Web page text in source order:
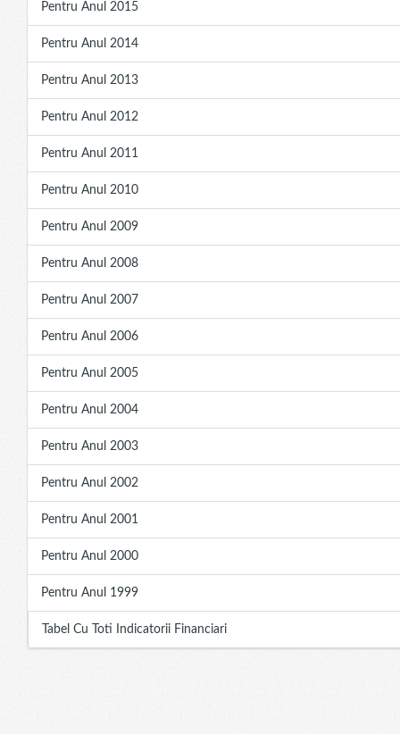
Pentru Anul 2015
Pentru Anul 2014
Pentru Anul 2013
Pentru Anul 2012
Pentru Anul 2011
Pentru Anul 2010
Pentru Anul 2009
Pentru Anul 2008
Pentru Anul 2007
Pentru Anul 2006
Pentru Anul 2005
Pentru Anul 2004
Pentru Anul 2003
Pentru Anul 2002
Pentru Anul 2001
Pentru Anul 2000
Pentru Anul 1999
Tabel Cu Toti Indicatorii Financiari